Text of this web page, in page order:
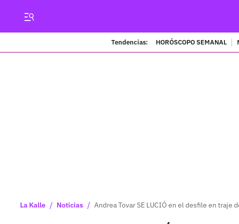
Tendencias: HORÓSCOPO SEMANAL
La Kalle / Noticias / Andrea Tovar SE LUCIÓ en el desfile en traje